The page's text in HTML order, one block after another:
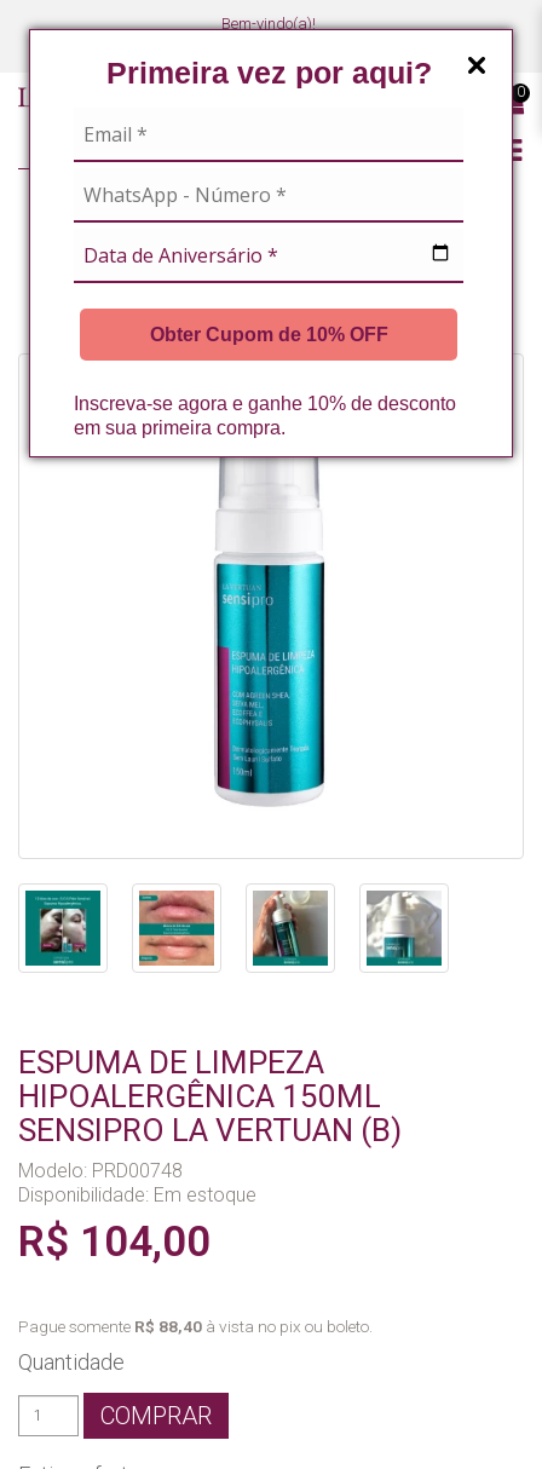
Primeira vez por aqui?
Obter Cupom de 10% OFF
Inscreva-se agora e ganhe 10% de desconto
em sua primeira compra.
Bem-vindo(a)!
0
ESPUMA DE LIMPEZA
HIPOALERGÊNICA 150ML
SENSIPRO LA VERTUAN (B)
Modelo: PRD00748
Disponibilidade: Em estoque
R$ 104,00
Pague somente R$ 88,40 à vista no pix ou boleto.
Quantidade
COMPRAR